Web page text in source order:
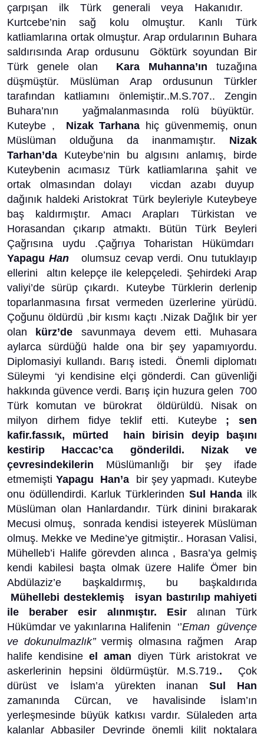
çarpışan ilk Türk generali veya Hakanıdır.
Kurtcebe’nin sağ kolu olmuştur. Kanlı Türk
katliamlarına ortak olmuştur. Arap ordularının Buhara
saldırısında Arap ordusunu Göktürk soyundan Bir
Türk genele olan Kara Muhanna’ın tuzağına
düşmüştür. Müslüman Arap ordusunun Türkler
tarafından katliamını önlemiştir..M.S.707.. Zengin
Buhara’nın yağmalanmasında rolü büyüktür.
Kuteybe , Nizak Tarhana hiç güvenmemiş, onun
Müslüman olduğuna da inanmamıştır. Nizak
Tarhan’da Kuteybe’nin bu algısını anlamış, birde
Kuteybenin acımasız Türk katliamlarına şahit ve
ortak olmasından dolayı vicdan azabı duyup
dağınık haldeki Aristokrat Türk beyleriyle Kuteybeye
baş kaldırmıştır. Amacı Arapları Türkistan ve
Horasandan çıkarıp atmaktı. Bütün Türk Beyleri
Çağrısına uydu .Çağrıya Toharistan Hükümdarı
Yapagu Han olumsuz cevap verdi. Onu tutuklayıp
ellerini altın kelepçe ile kelepçeledi. Şehirdeki Arap
valiyi’de sürüp çıkardı. Kuteybe Türklerin derlenip
toparlanmasına fırsat vermeden üzerlerine yürüdü.
Çoğunu öldürdü ,bir kısmı kaçtı .Nizak Dağlık bir yer
olan
kürz’de savunmaya devem etti. Muhasara
aylarca sürdüğü halde ona bir şey yapamıyordu.
Diplomasiyi kullandı. Barış istedi. Önemli diplomatı
Süleymi ‘yi kendisine elçi gönderdi. Can güvenliği
hakkında güvence verdi. Barış için huzura gelen 700
Türk komutan ve bürokrat öldürüldü. Nisak on
milyon dirhem fidye teklif etti. Kuteybe ; sen
kafir.fassık, mürted hain birisin deyip başını
kestirip Haccac’ca gönderildi. Nizak ve
çevresindekilerin Müslümanlığı bir şey ifade
etmemişti Yapagu Han’a bir şey yapmadı. Kuteybe
onu ödüllendirdi. Karluk Türklerinden Sul Handa ilk
Müslüman olan Hanlardandır. Türk dinini bırakarak
Mecusi olmuş, sonrada kendisi isteyerek Müslüman
olmuş. Mekke ve Medine’ye gitmiştir.. Horasan Valisi,
Mühelleb’i Halife görevden alınca , Basra’ya gelmiş
kendi kabilesi başta olmak üzere Halife Ömer bin
Abdülaziz’e başkaldırmış, bu başkaldırıda
Mühellebi desteklemiş isyan bastırılıp mahiyeti
ile beraber esir alınmıştır. Esir alınan Türk
Hükümdar ve yakınlarına Halifenin ‘’Eman güvençe
ve dokunulmazlık’’vermiş olmasına rağmen Arap
halife kendisineel aman diyen Türk aristokrat ve
askerlerinin hepsini öldürmüştür. M.S.719.. Çok
dürüst ve İslam’a yürekten inananSul Han
zamanında Cürcan, ve havalisinde İslam’ın
yerleşmesinde büyük katkısı vardır. Sülaleden arta
kalanlar Abbasiler Devrinde önemli kilit noktalara